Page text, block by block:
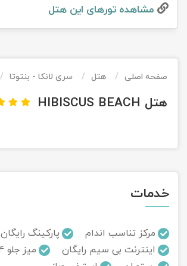
مشاهده تور‌های این هتل
صفحه اصلی هتل سری لانکا - بنتوتا
هتل HIBISCUS BEACH
خدمات
مرکز تناسب اندام
پارکینگ رایگان
اینترنت بی سیم رایگان
میز جلو 24 ساعته
تور کویر کاراکال
تور کویر مصر
تور ماسوله
تور مرداب سراوان
تور گلستان
تور کیش از ساری
اقساطی
تور کیش از بندرعباس
اقساطی
تور قزاقستان اقساطی
تور زیارتی اقساطی